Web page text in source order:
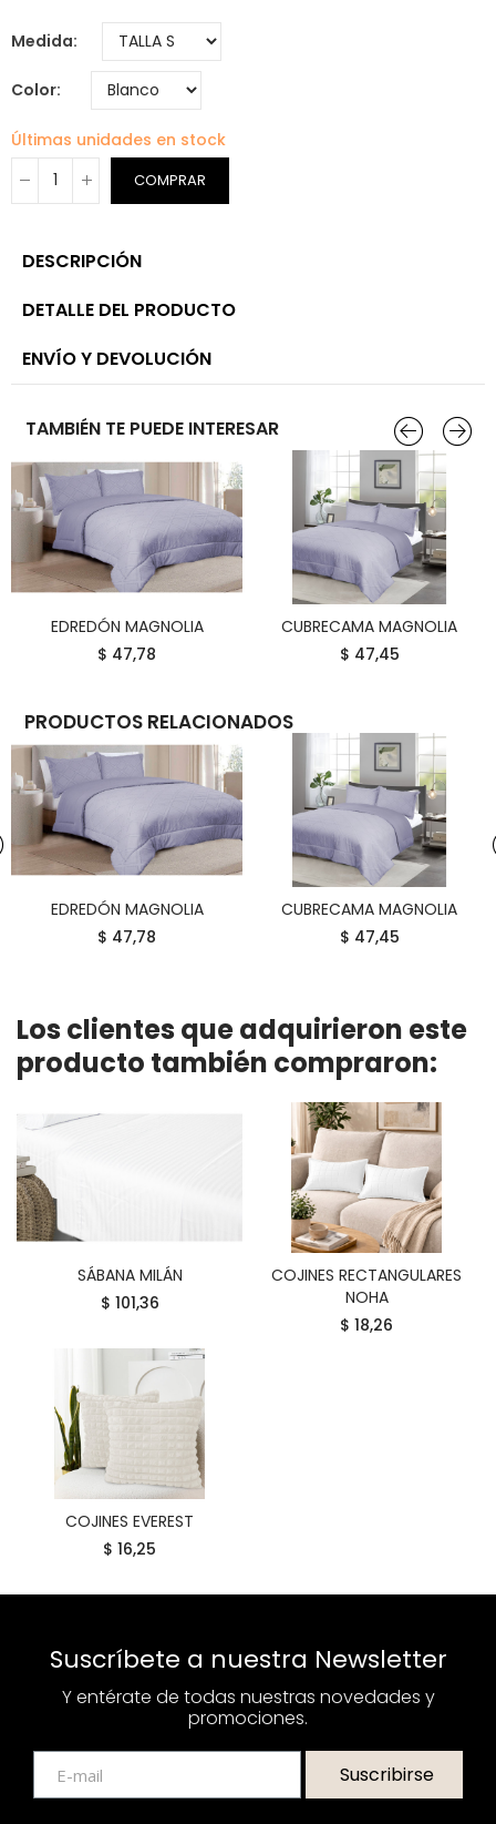
Medida
Color
Últimas unidades en stock
COMPRAR
DESCRIPCIÓN
DETALLE DEL PRODUCTO
ENVÍO Y DEVOLUCIÓN
TAMBIÉN TE PUEDE INTERESAR
COMPRAR
EDREDÓN MAGNOLIA
$ 47,78
COMPRAR
CUBRECAMA MAGNOLIA
$ 47,45
PRODUCTOS RELACIONADOS
COMPRAR
EDREDÓN MAGNOLIA
$ 47,78
COMPRAR
CUBRECAMA MAGNOLIA
$ 47,45
Los clientes que adquirieron este
producto también compraron:
COMPRAR
SÁBANA MILÁN
$ 101,36
COMPRAR
COJINES RECTANGULARES
NOHA
$ 18,26
COMPRAR
COJINES EVEREST
$ 16,25
Suscríbete a nuestra Newsletter
Y entérate de todas nuestras novedades y
promociones.
Suscribirse